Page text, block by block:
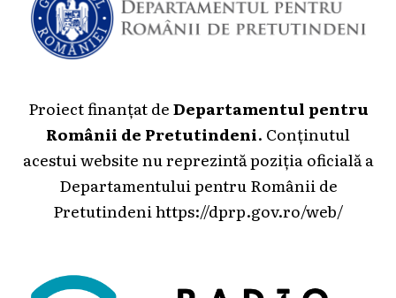
Proiect finanțat deDepartamentul pentru
Românii de Pretutindeni. Conținutul
acestui website nu reprezintă poziția oficială a
Departamentului pentru Românii de
Pretutindeni https://dprp.gov.ro/web/